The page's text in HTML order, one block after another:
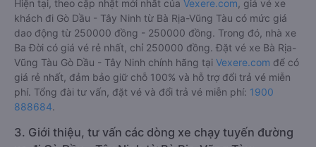
Hiện tại, theo cập nhật mới nhất của Vexere.com , giá vé xe
khách đi Gò Dầu - Tây Ninh từ Bà Rịa-Vũng Tàu có mức giá
dao động từ 250000 đồng - 250000 đồng. Trong đó, nhà xe
Ba Đời có giá vé rẻ nhất, chỉ 250000 đồng. Đặt vé xe Bà Rịa-
Vũng Tàu Gò Dầu - Tây Ninh chính hãng tại Vexere.com để có
giá rẻ nhất, đảm bảo giữ chỗ 100% và hỗ trợ đổi trả vé miễn
phí. Tổng đài tư vấn, đặt vé và đổi trả vé miễn phí: 1900
888684.
3. Giới thiệu, tư vấn các dòng xe chạy tuyến đường